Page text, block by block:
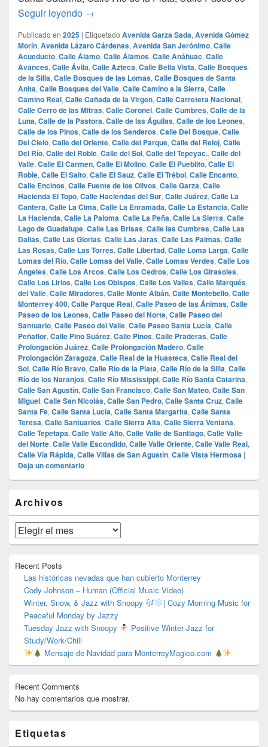
Seguir leyendo las 100 calles mas lujosas de monterrey
→
Publicado en 2025 | Etiquetado Avenida Garza Sada, Avenida Gómez
Morín, Avenida Lázaro Cárdenas, Avenida San Jerónimo, Calle
Acueducto, Calle Álamo, Calle Álamos, Calle Anáhuac, Calle
Avances, Calle Ávila, Calle Azteca, Calle Bella Vista, Calle Bosques
de la Silla, Calle Bosques de las Lomas, Calle Bosques de Santa
Anita, Calle Bosques del Valle, Calle Camino a la Sierra, Calle
Camino Real, Calle Cañada de la Virgen, Calle Carretera Nacional,
Calle Cerro de las Mitras, Calle Coronel, Calle Cumbres, Calle de la
Luna, Calle de la Pastora, Calle de las Águilas, Calle de los Leones,
Calle de los Pinos, Calle de los Senderos, Calle Del Bosque, Calle
Del Cielo, Calle del Oriente, Calle del Parque, Calle del Reloj, Calle
Del Río, Calle del Roble, Calle del Sol, Calle del Tepeyac., Calle del
Valle, Calle El Carmen, Calle El Molino, Calle El Pueblito, Calle El
Roble, Calle El Salto, Calle El Sauz, Calle El Trébol, Calle Encanto,
Calle Encinos, Calle Fuente de los Olivos, Calle Garza, Calle
Hacienda El Topo, Calle Haciendas del Sur, Calle Juárez, Calle La
Cantera, Calle La Cima, Calle La Enramada, Calle La Estancia, Calle
La Hacienda, Calle La Paloma, Calle La Peña, Calle La Sierra, Calle
Lago de Guadalupe, Calle Las Brisas, Calle las Cumbres, Calle Las
Dalias, Calle Las Glorias, Calle Las Jaras, Calle Las Palmas, Calle
Las Rosas, Calle Las Torres, Calle Libertad, Calle Loma Larga, Calle
Lomas del Río, Calle Lomas del Valle, Calle Lomas Verdes, Calle Los
Ángeles, Calle Los Arcos, Calle Los Cedros, Calle Los Girasoles,
Calle Los Lirios, Calle Los Obispos, Calle Los Valles, Calle Marqués
del Valle, Calle Miradores, Calle Monte Albán, Calle Montebello, Calle
Monterrey 400, Calle Parque Real, Calle Paseo de las Ánimas, Calle
Paseo de los Leones, Calle Paseo del Norte, Calle Paseo del
Santuario, Calle Paseo del Valle, Calle Paseo Santa Lucía, Calle
Peñaflor, Calle Pino Suárez, Calle Pinos, Calle Praderas, Calle
Prolongación Juárez, Calle Prolongación Madero, Calle
Prolongación Zaragoza, Calle Real de la Huasteca, Calle Real del
Sol, Calle Río Bravo, Calle Río de la Plata, Calle Río de la Silla, Calle
Río de los Naranjos, Calle Río Mississippi, Calle Río Santa Catarina,
Calle San Agustín, Calle San Francisco, Calle San Mateo, Calle San
Miguel, Calle San Nicolás, Calle San Pedro, Calle Santa Cruz, Calle
Santa Fe, Calle Santa Lucía, Calle Santa Margarita, Calle Santa
Teresa, Calle Santuarios, Calle Sierra Alta, Calle Sierra Ventana,
Calle Tepetapa, Calle Valle Alto, Calle Valle de Santiago, Calle Valle
del Norte, Calle Valle Escondido, Calle Valle Oriente, Calle Valle Real,
Calle Vía Rápida, Calle Villas de San Agustín, Calle Vista Hermosa |
Deja un comentario
área
de
widget
barra
lateral
Archivos
Archivos
Recent Posts
Las históricas nevadas que han cubierto Monterrey
Cody Johnson – Human (Official Music Video)
Winter, Snow, & Jazz with Snoopy
| Cozy Morning Music for
Peaceful Monday by Jazzy
Tuesday Jazz with Snoopy
Positive Winter Jazz for
Study/Work/Chill
Mensaje de Navidad para MonterreyMagico.com
Recent Comments
No hay comentarios que mostrar.
Etiquetas